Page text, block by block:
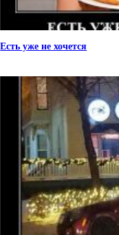
Есть уже не хочется